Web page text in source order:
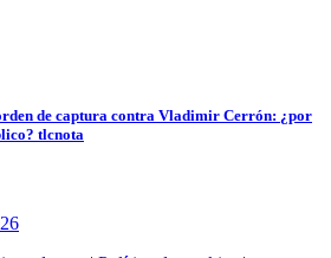
de captura contra Vladimir Cerrón: ¿por
tlcnota